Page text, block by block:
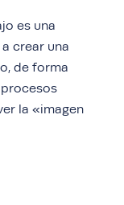
es una
crear una
de forma
la «imagen